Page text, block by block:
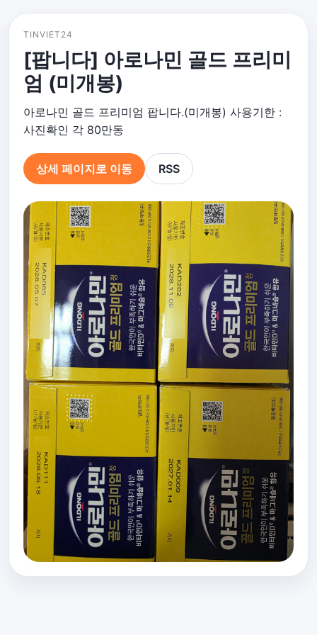
TINVIET24
[팝니다] 아로나민 골드 프리미
엄 (미개봉)
아로나민 골드 프리미엄 팝니다.(미개봉) 사용기한 :
사진확인 각 80만동
상세 페이지로 이동 RSS